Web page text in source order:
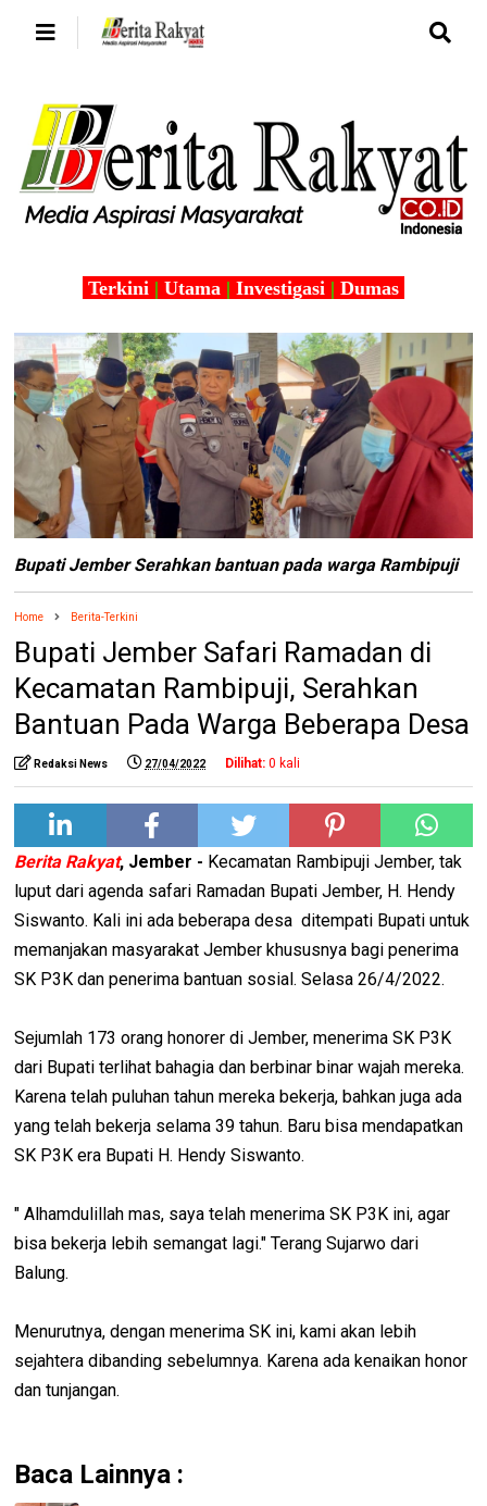
Terkini | Utama | Investigasi | Dumas
Bupati Jember Serahkan bantuan pada warga Rambipuji
Home Berita-Terkini
Bupati Jember Safari Ramadan di
Kecamatan Rambipuji, Serahkan
Bantuan Pada Warga Beberapa Desa
Redaksi News 27/04/2022 Dilihat: 0 kali
Berita Rakyat, Jember - Kecamatan Rambipuji Jember, tak
luput dari agenda safari Ramadan Bupati Jember, H. Hendy
Siswanto. Kali ini ada beberapa desa ditempati Bupati untuk
memanjakan masyarakat Jember khususnya bagi penerima
SK P3K dan penerima bantuan sosial. Selasa 26/4/2022.
Sejumlah 173 orang honorer di Jember, menerima SK P3K
dari Bupati terlihat bahagia dan berbinar binar wajah mereka.
Karena telah puluhan tahun mereka bekerja, bahkan juga ada
yang telah bekerja selama 39 tahun. Baru bisa mendapatkan
SK P3K era Bupati H. Hendy Siswanto.
" Alhamdulillah mas, saya telah menerima SK P3K ini, agar
bisa bekerja lebih semangat lagi." Terang Sujarwo dari
Balung.
Menurutnya, dengan menerima SK ini, kami akan lebih
sejahtera dibanding sebelumnya. Karena ada kenaikan honor
dan tunjangan.
Baca Lainnya :